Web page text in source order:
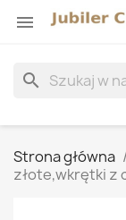

search
Strona główna
złote,wkrętki z